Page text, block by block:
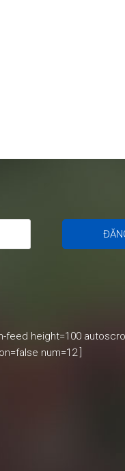
feed height=100
num=12 ]